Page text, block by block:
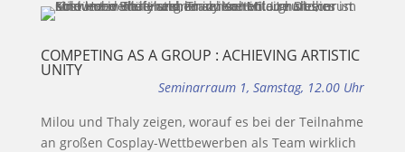
COMPETING AS A GROUP : ACHIEVING ARTISTIC
UNITY
Seminarraum 1, Samstag, 12.00 Uhr
Milou und Thaly zeigen, worauf es bei der Teilnahme
an großen Cosplay-Wettbewerben als Team wirklich